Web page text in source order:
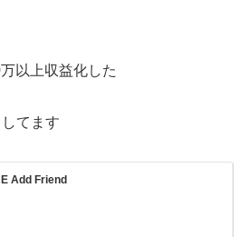
以上収益化した
てます
Add Friend